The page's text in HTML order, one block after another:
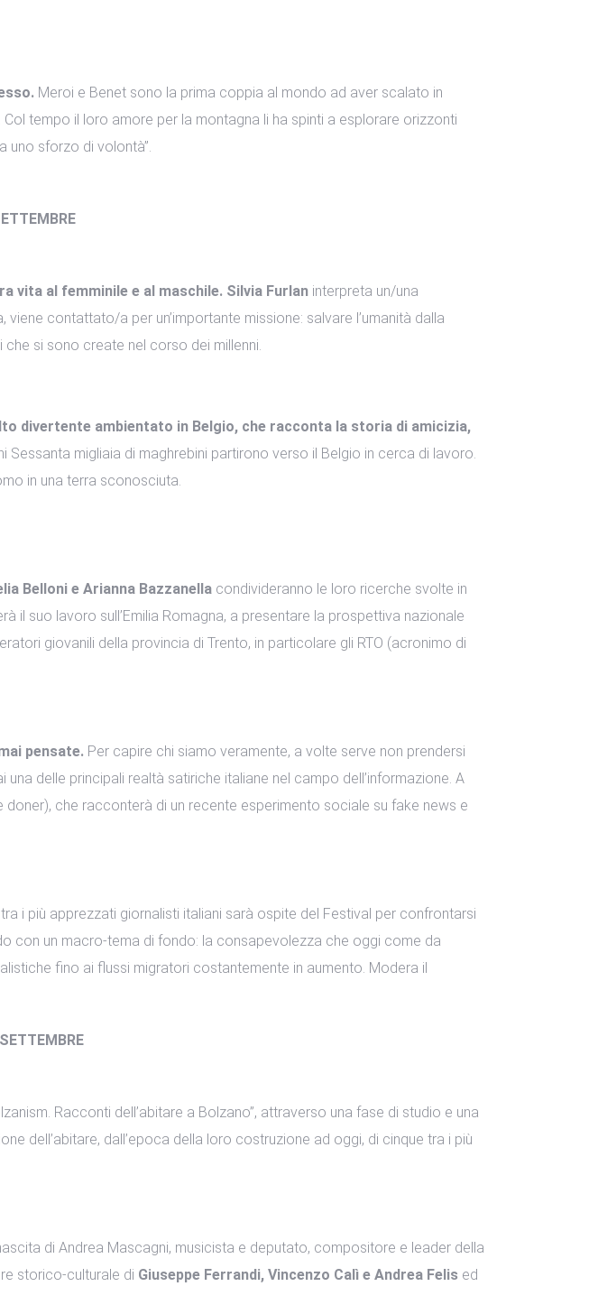
Meroi e Benet sono la prima coppia al mondo ad aver scalato in
tempo il loro amore per la montagna li ha spinti a esplorare orizzonti
uno sforzo di volontà”.
vita al femminile e al maschile. Silvia Furlan interpreta un/una
contattato/a per un’importante missione: salvare l’umanità dalla
che si sono create nel corso dei millenni.
divertente ambientato in Belgio, che racconta la storia di amicizia,
Sessanta migliaia di maghrebini partirono verso il Belgio in cerca di lavoro.
in una terra sconosciuta.
Belloni e Arianna Bazzanella condivideranno le loro ricerche svolte in
il suo lavoro sull’Emilia Romagna, a presentare la prospettiva nazionale
giovanili della provincia di Trento, in particolare gli RTO (acronimo di
pensate. Per capire chi siamo veramente, a volte serve non prendersi
una delle principali realtà satiriche italiane nel campo dell’informazione. A
doner), che racconterà di un recente esperimento sociale su fake news e
i più apprezzati giornalisti italiani sarà ospite del Festival per confrontarsi
con un macro-tema di fondo: la consapevolezza che oggi come da
fino ai flussi migratori costantemente in aumento. Modera il
Racconti dell’abitare a Bolzano”, attraverso una fase di studio e una
dell’abitare, dall’epoca della loro costruzione ad oggi, di cinque tra i più
di Andrea Mascagni, musicista e deputato, compositore e leader della
storico-culturale di Giuseppe Ferrandi, Vincenzo Calì e Andrea Felis ed